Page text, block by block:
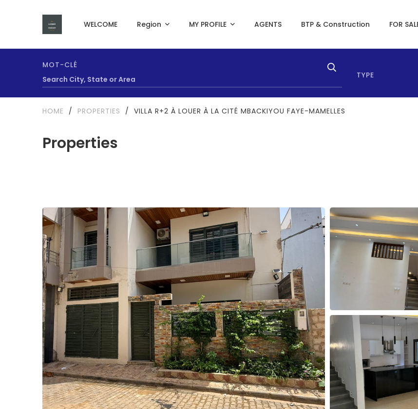
WELCOME Region MY PROFILE AGENTS BTP & Construction FOR
MOT-CLÉ
TYPE
Properties
HOME / PROPERTIES / VILLA R+2 À LOUER À LA CITÉ MBACKIYOU FAYE-MAMELLES